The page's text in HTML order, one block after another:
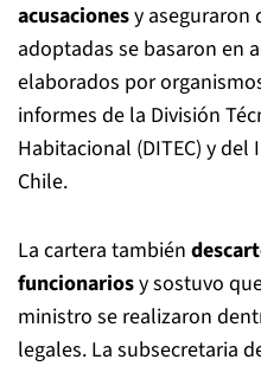
acusacionesy aseguraron
adoptadas se basaron en
elaborados por
informes de la División
Habitacional (DITEC) y del
Chile.
La cartera también
funcionariosy sostuvo
ministro se realizaron
legales. La subsecretaria